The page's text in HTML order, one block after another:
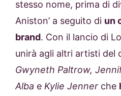
stesso nome, prima di
Aniston’ a seguito di un
brand. Con il lancio di
unirà agli altri artisti del
Gwyneth Paltrow,
Alba e Kylie Jenner che